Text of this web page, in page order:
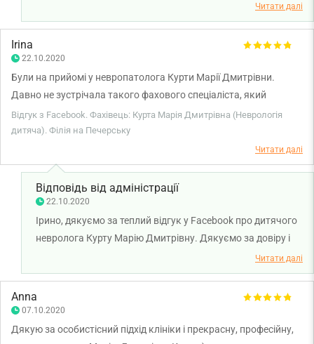
Дмитрівни. Нам дуже приємно, що сервіс клініки та
професійніть лікаря залишили у вас такі теплі емоції.
Дякуємо за довіру і щиро бажаємо вам міцного здоров'я!
Читати далі
Irina
22.10.2020
Були на прийомі у невропатолога Курти Марії Дмитрівни.
Давно не зустрічала такого фахового спеціаліста, який
настільки комплексно підійшов до нашої проблеми. Підхід у
огляді дитини, спілкування, адекватне призначення.
Відгук з Facebook. Фахівець: Курта Марія Дмитрівна (Неврологія
дитяча). Філія на Печерську
Читати далі
Відповідь від адміністрації
22.10.2020
Ірино, дякуємо за теплий відгук у Facebook про дитячого
невролога Курту Марію Дмитрівну. Дякуємо за довіру і
щиро бажаємо вам та вашій родині міцного здоров'я!
Читати далі
Anna
07.10.2020
Дякую за особистісний підхід клініки і прекрасну, професійну,